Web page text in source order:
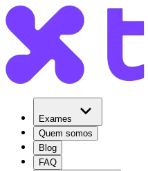
Exames
Quem somos
Blog
FAQ